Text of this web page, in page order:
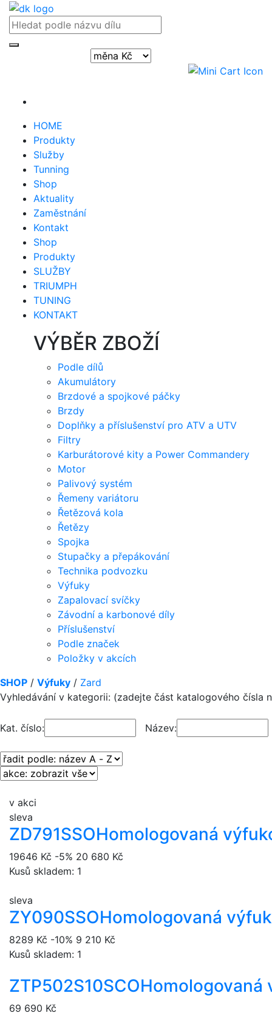
HOME
Produkty
Služby
Tunning
Shop
Aktuality
Zaměstnání
Kontakt
Shop
Produkty
SLUŽBY
TRIUMPH
TUNING
KONTAKT
VÝBĚR ZBOŽÍ
Podle dílů
Akumulátory
Brzdové a spojkové páčky
Brzdy
Doplňky a příslušenství pro ATV a UTV
Filtry
Karburátorové kity a Power Commandery
Motor
Palivový systém
Řemeny variátoru
Řetězová kola
Řetězy
Spojka
Stupačky a přepákování
Technika podvozku
Výfuky
Zapalovací svíčky
Závodní a karbonové díly
Příslušenství
Podle značek
Položky v akcích
SHOP / Výfuky / Zard
Vyhledávání v kategorii: (zadejte část katalogového čísla
Kat. číslo: Název:
v akci
sleva
ZD791SSOHomologovaná
19646 Kč -5% 20 680 Kč
Kusů skladem: 1
sleva
ZY090SSOHomologovaná
8289 Kč -10% 9 210 Kč
Kusů skladem: 1
ZTP502S10SCOHomologovaná
69 690 Kč